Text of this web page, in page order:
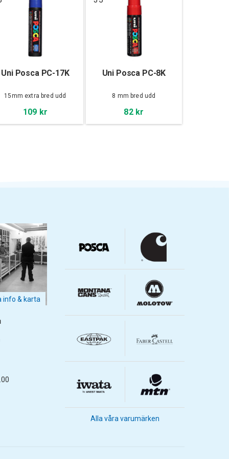
Uni Posca PC-17K
15mm extra bred udd
109 kr
Uni Posca PC-8K
8 mm bred udd
82 kr
info & karta
Alla våra varumärken